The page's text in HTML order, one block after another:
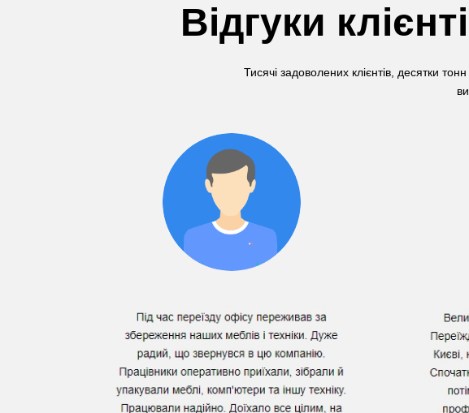
Відгуки
Тисячі задоволених клієнтів, десятки